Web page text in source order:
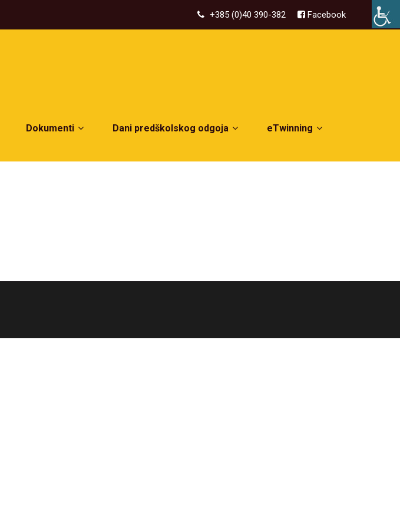
+385 (0)40 390-382 Facebook
Dokumenti Dani predškolskog odgoja eTwinning